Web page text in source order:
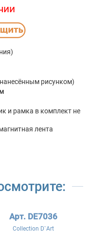
рисунком)
и рамка в комплект не
лента
Арт. DE7036
Collection D`Art